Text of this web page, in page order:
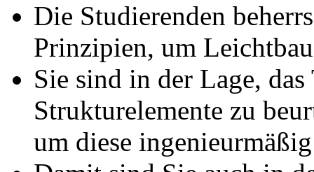
Die Studierenden
Prinzipien, um
Sie sind in der Lage,
Strukturelemente zu
um diese